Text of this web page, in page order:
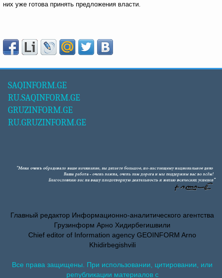
них уже готова принять предложения власти.
SAQINFORM.GE
RU.SAQINFORM.GE
GRUZINFORM.GE
RU.GRUZINFORM.GE
Главный редактор Информационно-аналитического агентства
Грузинформ Арно Хидирбегишвили
Chief editor of Information agency GEOINFORM Arno
Khidirbegishvili
Все права защищены. При использовании, цитировании, или
републикации материалов с